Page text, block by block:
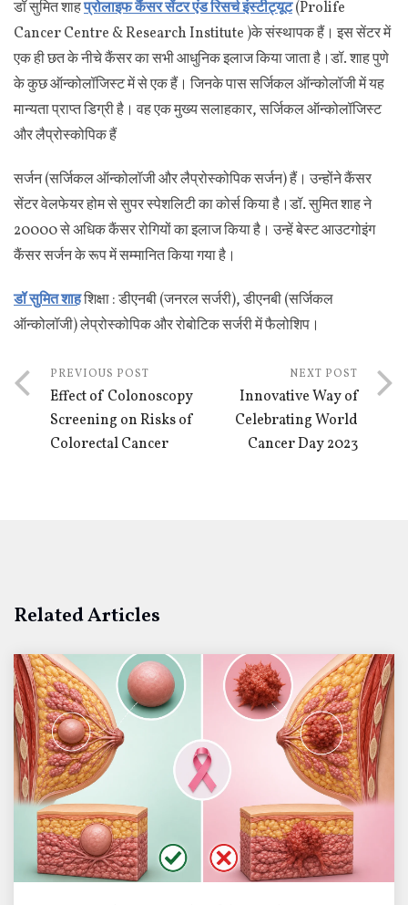
डॉ सुमित शाहप्रोलाइफ कैंसर सेंटर एंड रिसर्च इंस्टीट्यूट(Prolife
Cancer Centre & Research Institute )के संस्थापक हैं। इस सेंटर में
एक ही छत के नीचे कैंसर का सभी आधुनिक इलाज किया जाता है।डॉ. शाह पुणे
के कुछ ऑन्कोलॉजिस्ट में से एक हैं। जिनके पास सर्जिकल ऑन्कोलॉजी में यह
मान्यता प्राप्त डिग्री है। वह एक मुख्य सलाहकार, सर्जिकल ऑन्कोलॉजिस्ट
और लैप्रोस्कोपिक हैं
सर्जन (सर्जिकल ऑन्कोलॉजी और लैप्रोस्कोपिक सर्जन) हैं। उन्होंने कैंसर
सेंटर वेलफेयर होम से सुपर स्पेशलिटी का कोर्स किया है।डॉ. सुमित शाह ने
20000 से अधिक कैंसर रोगियों का इलाज किया है। उन्हें बेस्ट आउटगोइंग
कैंसर सर्जन के रूप में सम्मानित किया गया है।
डॉ सुमित शाहशिक्षा : डीएनबी (जनरल सर्जरी), डीएनबी (सर्जिकल
ऑन्कोलॉजी) लेप्रोस्कोपिक और रोबोटिक सर्जरी में फैलोशिप।
PREVIOUS POST
Effect of Colonoscopy
Screening on Risks of
Colorectal Cancer
NEXT POST
Innovative Way of
Celebrating World
Cancer Day 2023
Related Articles